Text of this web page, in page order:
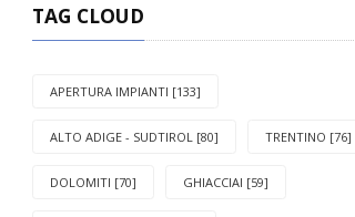
TAG CLOUD
APERTURA IMPIANTI [133]
ALTO ADIGE - SUDTIROL [80] TRENTINO [76]
DOLOMITI [70] GHIACCIAI [59]